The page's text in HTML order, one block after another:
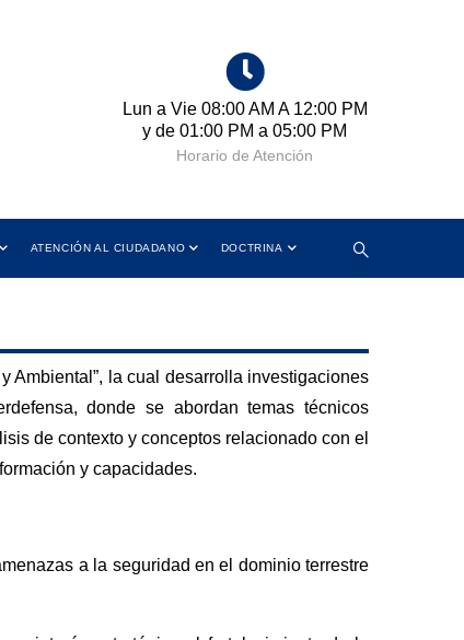
Lun a Vie 08:00 AM A 12:00 PM
y de 01:00 PM a 05:00 PM
Horario de Atención
ATENCIÓN AL CIUDADANO DOCTRINA
Ambiental”, la cual desarrolla investigaciones
donde se abordan temas técnicos
de contexto y conceptos relacionado con el
y capacidades.
a la seguridad en el dominio terrestre